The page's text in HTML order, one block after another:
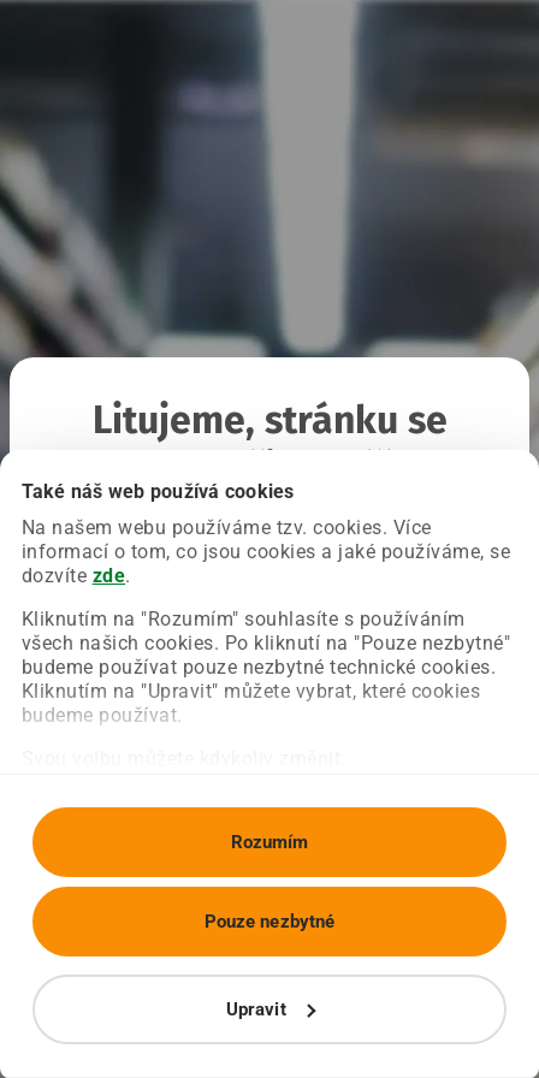
Také náš web používá cookies
Na našem webu používáme tzv. cookies. Více
informací o tom, co jsou cookies a jaké používáme, se
dozvíte zde.
Kliknutím na "Rozumím" souhlasíte s používáním
všech našich cookies. Po kliknutí na "Pouze nezbytné"
budeme používat pouze nezbytné technické cookies.
Kliknutím na "Upravit" můžete vybrat, které cookies
budeme používat.
Rozumím
Upravit
Pouze nezbytné
Litujeme, stránku se
Chyba nastala na naší straně a už ji opravujeme.
Zkuste prosím znovu načíst požadovanou stránku.
Obnovit stránku Úvodní strana